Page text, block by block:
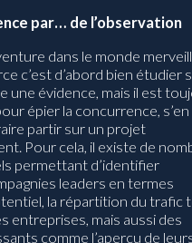
par… de l’observation
dans le monde
c’est d’abord bien étudier
une évidence, mais il est
épier la concurrence, s’en
partir sur un projet
Pour cela, il existe de
permettant d’identifier
leaders en termes
la répartition du trafic
entreprises, mais aussi des
comme l’aperçu de